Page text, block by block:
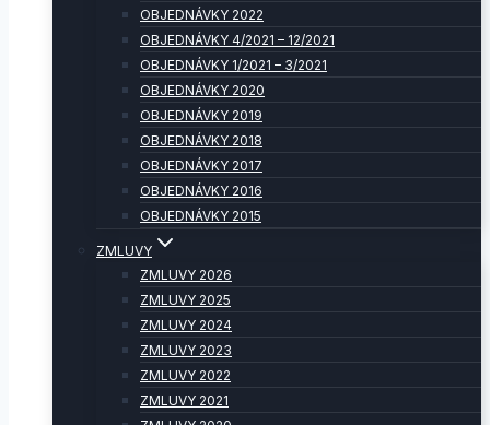
OBJEDNÁVKY 2022
OBJEDNÁVKY 4/2021 – 12/2021
OBJEDNÁVKY 1/2021 – 3/2021
OBJEDNÁVKY 2020
OBJEDNÁVKY 2019
OBJEDNÁVKY 2018
OBJEDNÁVKY 2017
OBJEDNÁVKY 2016
OBJEDNÁVKY 2015
ZMLUVY
ZMLUVY 2026
ZMLUVY 2025
ZMLUVY 2024
ZMLUVY 2023
ZMLUVY 2022
ZMLUVY 2021